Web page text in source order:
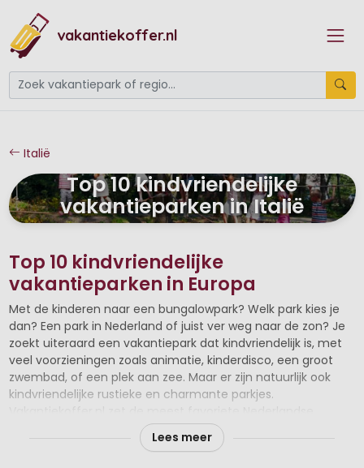
vakantiekoffer.nl
Italië
Top 10 kindvriendelijke
vakantieparken in Italië
Top 10 kindvriendelijke
vakantieparken in Europa
Met de kinderen naar een bungalowpark? Welk park kies je
dan? Een park in Nederland of juist ver weg naar de zon? Je
zoekt uiteraard een vakantiepark dat kindvriendelijk is, met
veel voorzieningen zoals animatie, kinderdisco, een groot
zwembad, of een plek aan zee. Maar er zijn natuurlijk ook
kindvriendelijke rustieke en charmante parkjes.
Belgische, Franse en andere Europese vakantieparken voor
een vakantie met kinderen voor haar bezoekers in een
Lees meer